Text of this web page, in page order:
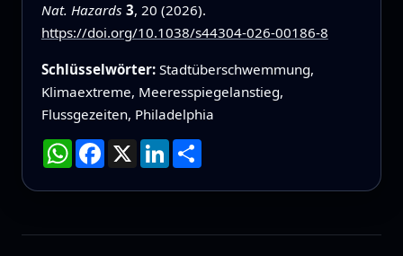
Nat. Hazards 3, 20 (2026).
https://doi.org/10.1038/s44304-026-00186-8
Schlüsselwörter: Stadt­überschwemmung,
Klimaextreme, Meeresspiegelanstieg,
Flussgezeiten, Philadelphia
WhatsApp
Facebook
X LinkedInTeilen